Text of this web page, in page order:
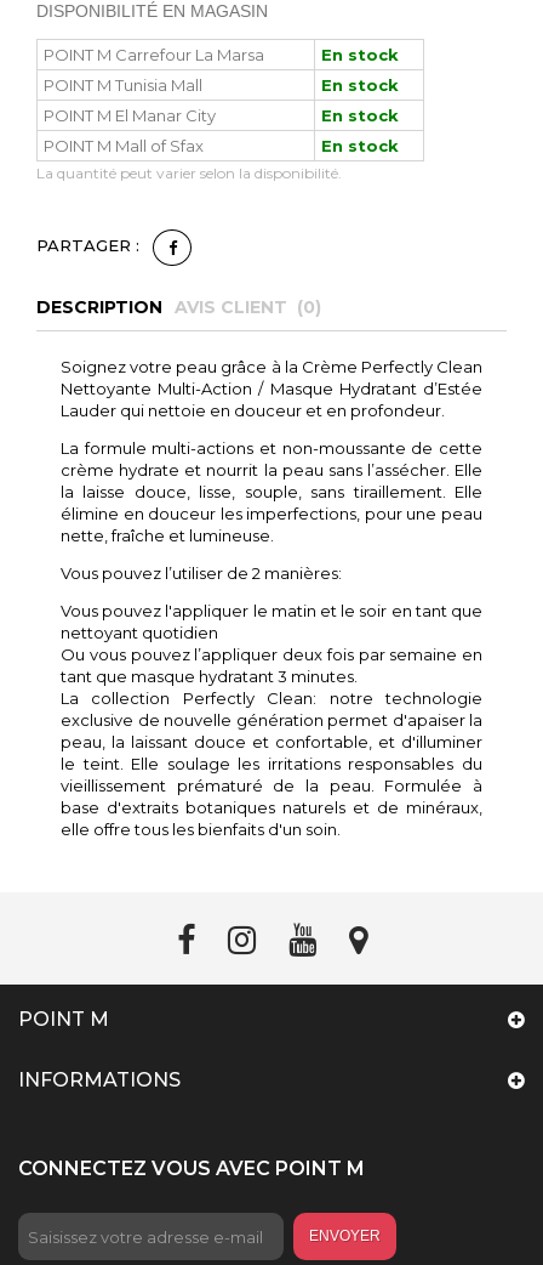
DISPONIBILITÉ EN MAGASIN
POINT M Carrefour La Marsa
En stock
POINT M Tunisia Mall
En stock
POINT M El Manar City
En stock
POINT M Mall of Sfax
En stock
La quantité peut varier selon la disponibilité.
PARTAGER :
DESCRIPTION AVIS CLIENT (0)
Soignez votre peau grâce à la Crème Perfectly Clean
Nettoyante Multi-Action / Masque Hydratant d’Estée
Lauder qui nettoie en douceur et en profondeur.
La formule multi-actions et non-moussante de cette
crème hydrate et nourrit la peau sans l’assécher. Elle
la laisse douce, lisse, souple, sans tiraillement. Elle
élimine en douceur les imperfections, pour une peau
nette, fraîche et lumineuse.
Vous pouvez l’utiliser de 2 manières:
Vous pouvez l'appliquer le matin et le soir en tant que
nettoyant quotidien
Ou vous pouvez l’appliquer deux fois par semaine en
tant que masque hydratant 3 minutes.
La collection Perfectly Clean: notre technologie
exclusive de nouvelle génération permet d'apaiser la
peau, la laissant douce et confortable, et d'illuminer
le teint. Elle soulage les irritations responsables du
vieillissement prématuré de la peau. Formulée à
base d'extraits botaniques naturels et de minéraux,
elle offre tous les bienfaits d'un soin.
POINT M
INFORMATIONS
CONNECTEZ VOUS AVEC POINT M
ENVOYER